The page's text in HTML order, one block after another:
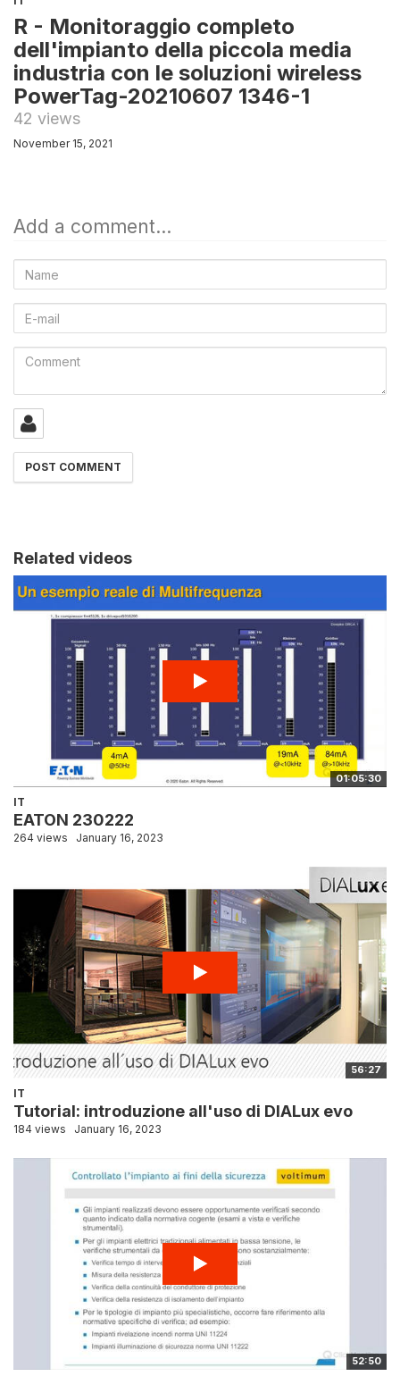
R - Monitoraggio completo
dell'impianto della piccola media
industria con le soluzioni wireless
PowerTag-20210607 1346-1
42 views
November 15, 2021
Add a comment...
Name
E-
mail
Comment
Related videos
01:05:30
IT
EATON 230222
264 views January 16, 2023
56:27
IT
Tutorial: introduzione all'uso di DIALux evo
184 views January 16, 2023
52:50